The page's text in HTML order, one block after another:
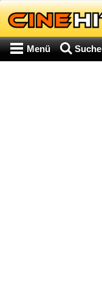
Menü Suche